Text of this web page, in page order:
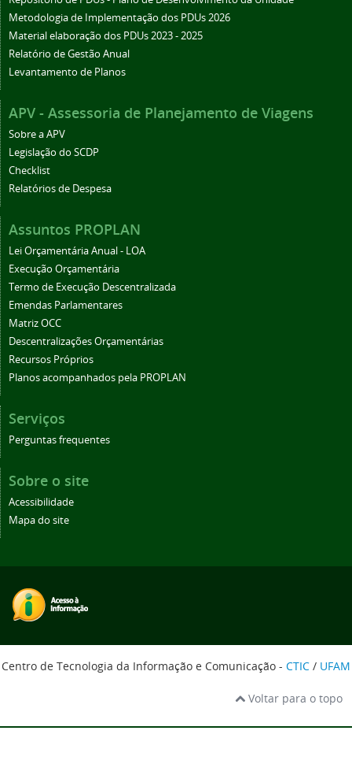
Metodologia de Implementação dos PDUs 2026
Material elaboração dos PDUs 2023 - 2025
Relatório de Gestão Anual
Levantamento de Planos
APV - Assessoria de Planejamento de Viagens
Sobre a APV
Legislação do SCDP
Checklist
Relatórios de Despesa
Assuntos PROPLAN
Lei Orçamentária Anual - LOA
Execução Orçamentária
Termo de Execução Descentralizada
Emendas Parlamentares
Matriz OCC
Descentralizações Orçamentárias
Recursos Próprios
Planos acompanhados pela PROPLAN
Serviços
Perguntas frequentes
Sobre o site
Acessibilidade
Mapa do site
Centro de Tecnologia da Informação e Comunicação - CTIC / UFAM
Voltar para o topo